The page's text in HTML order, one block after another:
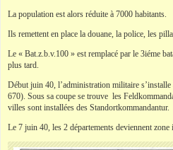
La population est alors réduite à 7000 habitants.
Ils remettent en place la douane, la police, les
Le « Bat.z.b.v.100 » est remplacé par le 3iéme
plus tard.
Début juin 40, l’administration militaire
670). Sous sa coupe se trouve les
villes sont installées des Standortkommandantur.
Le 7 juin 40, les 2 départements deviennent zone